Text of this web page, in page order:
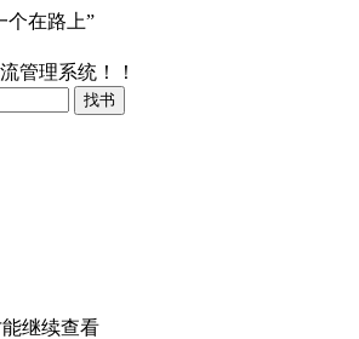
个在路上”
管理系统！！
继续查看